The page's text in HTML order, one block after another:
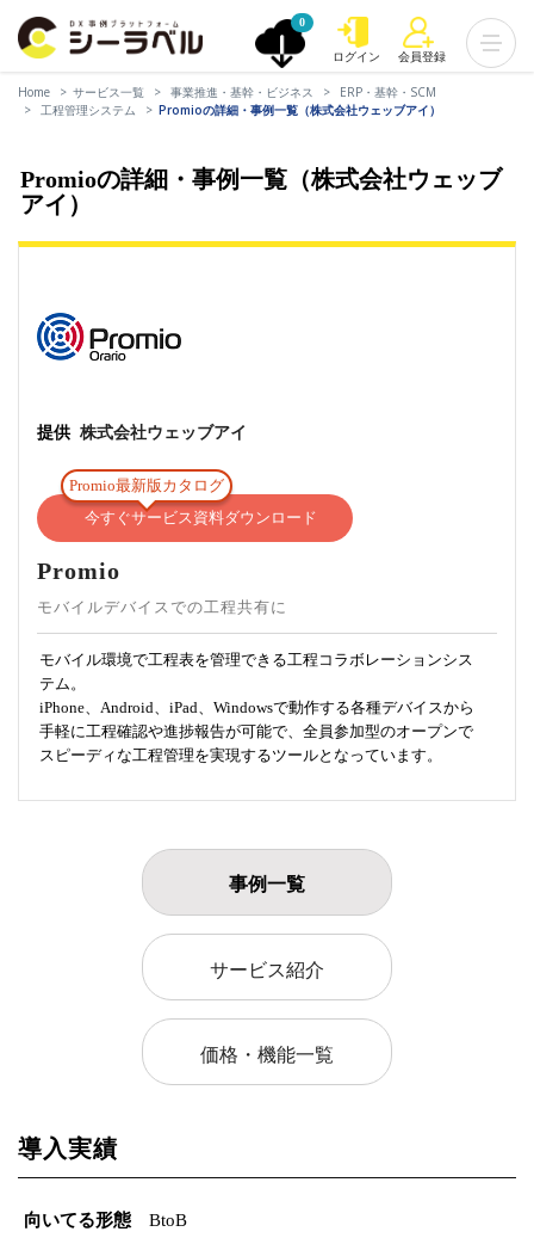
0
ログイン 会員登録
Home サービス一覧 事業推進・基幹・ビジネス
ERP・基幹・SCM
工程管理システム
Promioの詳細・事例一覧（株式会社ウェッブアイ）
Promioの詳細・事例一覧（株式会社ウェッブ
アイ）
提供 株式会社ウェッブアイ
Promio最新版カタログ
今すぐサービス資料ダウンロード
Promio
モバイルデバイスでの工程共有に
モバイル環境で工程表を管理できる工程コラボレーションシス
テム。
iPhone、Android、iPad、Windowsで動作する各種デバイスから
手軽に工程確認や進捗報告が可能で、全員参加型のオープンで
スピーディな工程管理を実現するツールとなっています。
事例一覧
サービス紹介
価格・機能一覧
導入実績
向いてる形態 BtoB